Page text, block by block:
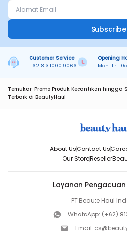
Subscribe
Customer Service
+62 813 1000 9066
Opening
Mon–Fri
Temukan Promo Produk Kecantikan hingga
Terbaik di BeautyHaul
About UsContact Us
Our StoreReseller
Layanan
PT Beaute Haul
WhatsApp: (+62)
Email: